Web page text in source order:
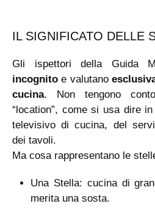
IL SIGNIFICATO DELLE
Gli ispettori della Guida
incognito e valutano
cucina. Non tengono
“location”, come si usa dire
televisivo di cucina, del
dei tavoli.
Ma cosa rappresentano le
Una Stella: cucina di
merita una sosta.